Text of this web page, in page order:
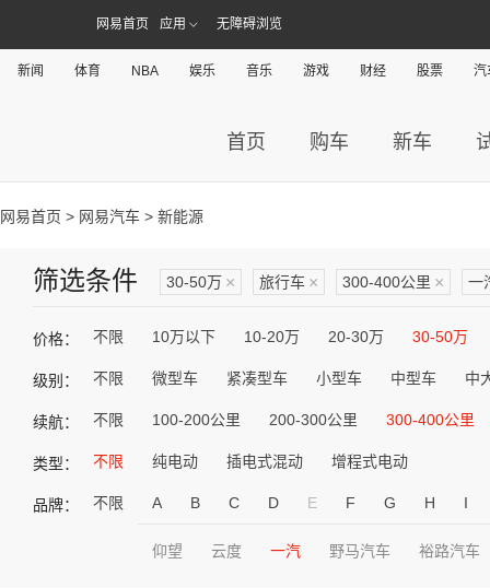
网易首页 应用 无障碍浏览
新闻 体育 NBA 娱乐 音乐 游戏 财经 股票 汽
首页 购车 新车
网易首页 > 网易汽车 > 新能源
筛选条件 30-50万 × 旅行车 × 300-400公里 × 一
价格： 不限 10万以下 10-20万 20-30万 30-50万
级别： 不限 微型车 紧凑型车 小型车 中型车 中
续航： 不限 100-200公里 200-300公里 300-400公里
类型： 不限 纯电动 插电式混动 增程式电动
品牌： 不限 A B C D E F G H I
仰望 云度 一汽 野马汽车 裕路汽车